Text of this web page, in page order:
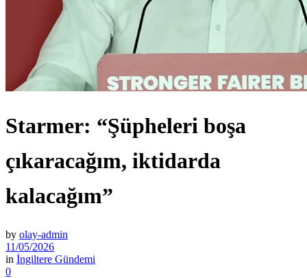
Starmer: “Şüpheleri boşa
çıkaracağım, iktidarda
kalacağım”
by olay-admin
11/05/2026
in İngiltere Gündemi
0